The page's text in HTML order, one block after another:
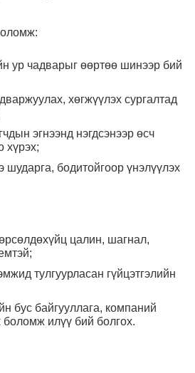
ур чадварыг өөртөө шинээр бий
хөгжүүлэх сургалтад
эгнээнд нэгдсэнээр өсч
хүрэх;
шударга, бодитойгоор үнэлүүлэх
цалин, шагнал,
тулгуурласан гүйцэтгэлийн
бус байгууллага, компаний
илүү бий болгох.